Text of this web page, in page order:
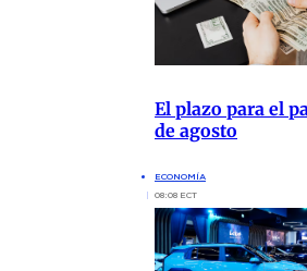
El plazo para el
de agosto
ECONOMÍA
08:08 ECT